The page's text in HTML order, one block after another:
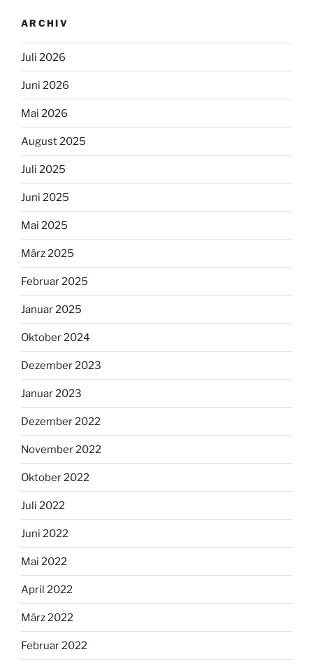
ARCHIV
Juli 2026
Juni 2026
Mai 2026
August 2025
Juli 2025
Juni 2025
Mai 2025
März 2025
Februar 2025
Januar 2025
Oktober 2024
Dezember 2023
Januar 2023
Dezember 2022
November 2022
Oktober 2022
Juli 2022
Juni 2022
Mai 2022
April 2022
März 2022
Februar 2022